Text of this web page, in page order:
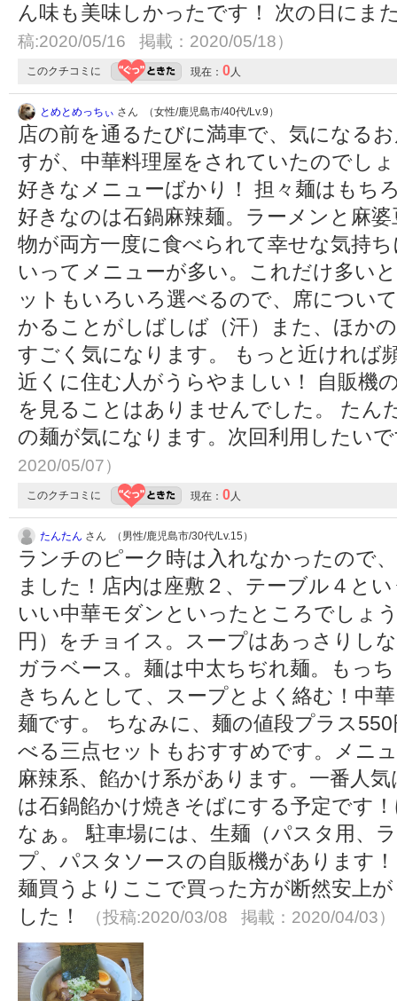
ん味も美味しかったです！ 次の日にま
稿:2020/05/16 掲載：2020/05/18）
このクチコミに 現在： 0人
とめとめっちぃ さん （女性/鹿児島市/40代/Lv.9）
店の前を通るたびに満車で、気になる
すが、中華料理屋をされていたのでし
好きなメニューばかり！ 担々麺はもち
好きなのは石鍋麻辣麺。ラーメンと麻
物が両方一度に食べられて幸せな気持
いってメニューが多い。これだけ多い
ットもいろいろ選べるので、席につい
かることがしばしば（汗）また、ほか
すごく気になります。 もっと近ければ
近くに住む人がうらやましい！ 自販機
を見ることはありませんでした。 たん
の麺が気になります。次回利用したい
2020/05/07）
このクチコミに 現在： 0人
たんたん さん （男性/鹿児島市/30代/Lv.15）
ランチのピーク時は入れなかったので
ました！店内は座敷２、テーブル４と
いい中華モダンといったところでしょ
円）をチョイス。スープはあっさりし
ガラベース。麺は中太ちぢれ麺。もっ
きちんとして、スープとよく絡む！中
麺です。 ちなみに、麺の値段プラス
べる三点セットもおすすめです。メニ
麻辣系、餡かけ系があります。一番人
は石鍋餡かけ焼きそばにする予定です
なぁ。 駐車場には、生麺（パスタ用、
プ、パスタソースの自販機があります
麺買うよりここで買った方が断然安上
した！
（投稿:2020/03/08 掲載：2020/04/03）